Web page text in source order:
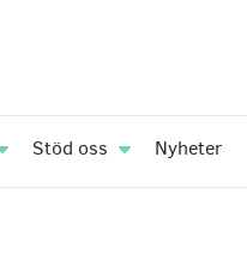
Stöd oss Nyheter